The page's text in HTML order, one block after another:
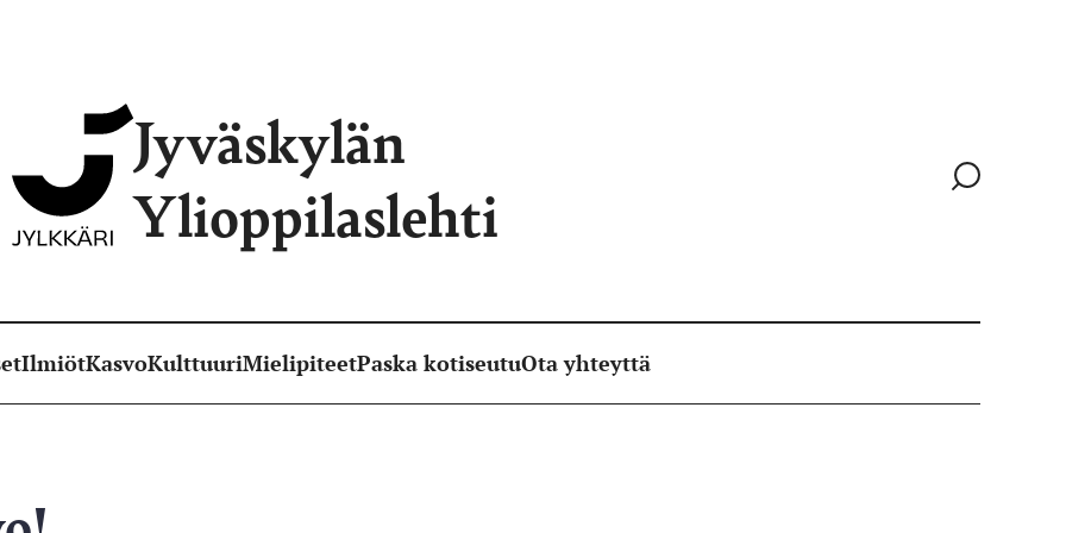
Jyväskylän
Ylioppilaslehti
Siirry
IlmiötKasvoKulttuuriMielipiteetPaska kotiseutuOta yhteyttä